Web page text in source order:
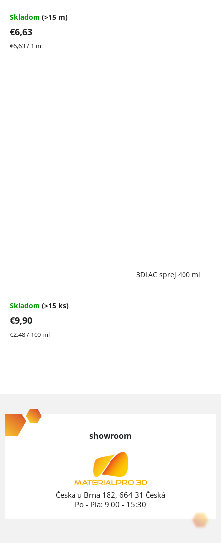
Skladom (>15 m)
€6,63
Jednotková
€6,63 / 1 m
3DLAC sprej 400 ml
4,7
5
hviezdičiek.
Skladom (>15 ks)
€9,90
Jednotková
€2,48 / 100 ml
á
p
showroom
Česká u Brna 182, 664 31 Česká
Po - Pia: 9:00 - 15:30